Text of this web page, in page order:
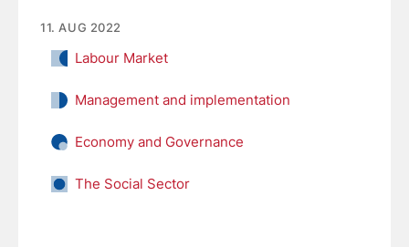
11. AUG 2022
Labour Market
Management and implementation
Economy and Governance
The Social Sector